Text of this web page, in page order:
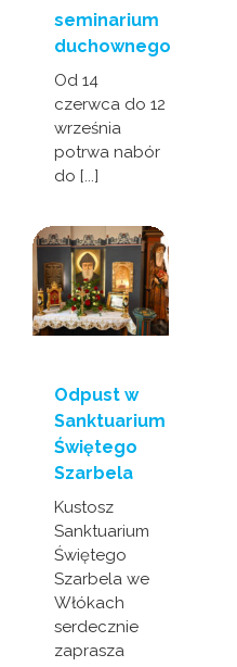
seminarium
duchownego
Od 14
czerwca do 12
września
potrwa nabór
do [...]
Odpust w
Sanktuarium
Świętego
Szarbela
Kustosz
Sanktuarium
Świętego
Szarbela we
Włókach
serdecznie
zaprasza